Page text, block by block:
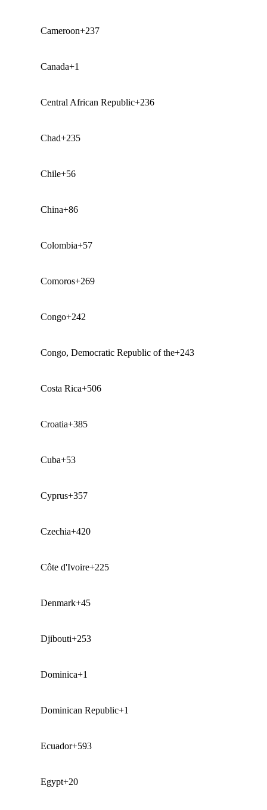
Cameroon+237
Canada+1
Central African Republic+236
Chad+235
Chile+56
China+86
Colombia+57
Comoros+269
Congo+242
Congo, Democratic Republic of the+243
Costa Rica+506
Croatia+385
Cuba+53
Cyprus+357
Czechia+420
Côte d'Ivoire+225
Denmark+45
Djibouti+253
Dominica+1
Dominican Republic+1
Ecuador+593
Egypt+20